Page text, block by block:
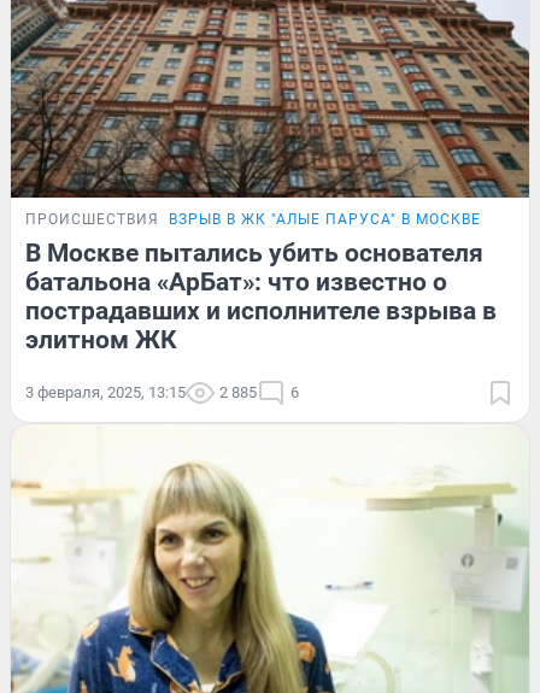
ПРОИСШЕСТВИЯ ВЗРЫВ В ЖК "АЛЫЕ ПАРУСА" В МОСКВЕ
В Москве пытались убить основателя
батальона «АрБат»: что известно о
пострадавших и исполнителе взрыва в
элитном ЖК
3 февраля, 2025, 13:15 2 885 6